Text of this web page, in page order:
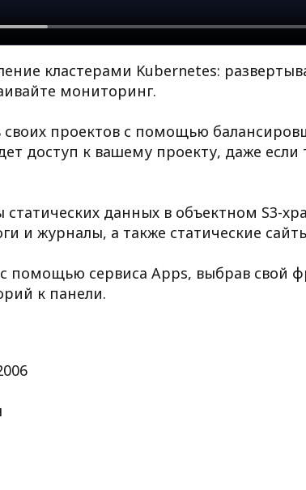
кластерами Kubernetes:
мониторинг.
проектов с помощью
доступ к вашему проекту, даже
данных в объектном S3-
и журналы, а также статические
помощью сервиса Apps, выбрав свой
к панели.